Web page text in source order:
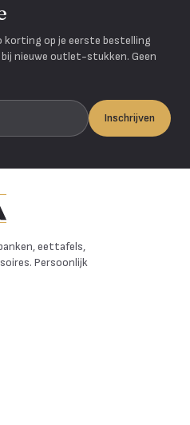
korting op je eerste bestelling
nieuwe outlet-stukken. Geen
Inschrijven
eettafels,
Persoonlijk